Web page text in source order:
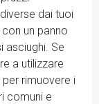
dai tuoi
un panno
asciughi. Se
a utilizzare
rimuovere i
comuni e